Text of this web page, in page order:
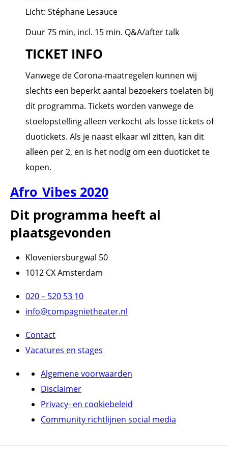
Licht: Stéphane Lesauce
Duur 75 min, incl. 15 min. Q&A/after talk
TICKET INFO
Vanwege de Corona-maatregelen kunnen wij
slechts een beperkt aantal bezoekers toelaten bij
dit programma. Tickets worden vanwege de
stoelopstelling alleen verkocht als losse tickets of
duotickets. Als je naast elkaar wil zitten, kan dit
alleen per 2, en is het nodig om een duoticket te
kopen.
Afro_Vibes 2020
Dit programma heeft al
plaatsgevonden
Kloveniersburgwal 50
1012 CX Amsterdam
020 – 520 53 10
info@compagnietheater.nl
Contact
Vacatures en stages
Algemene voorwaarden
Disclaimer
Privacy- en cookiebeleid
Community richtlijnen social media